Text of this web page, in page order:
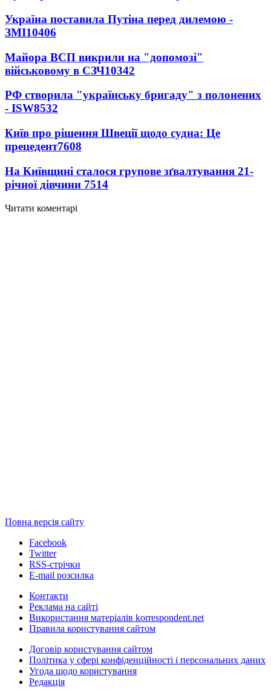
Україна поставила Путіна перед дилемою -
ЗМІ10406
Майора ВСП викрили на "допомозі"
військовому в СЗЧ10342
РФ створила "українську бригаду" з полонених
- ISW8532
Київ про рішення Швеції щодо судна: Це
прецедент7608
На Київщині сталося групове зґвалтування 21-
річної дівчини 7514
Читати коментарі
Повна версія сайту
Facebook
Twitter
RSS-стрічки
E-mail розсилка
Контакти
Реклама на сайті
Використання матеріалів korrespondent.net
Правила користування сайтом
Договір користування сайтом
Політика у сфері конфіденційності і персональних даних
Угода щодо користування
Редакція